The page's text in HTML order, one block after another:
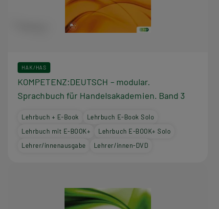
HAK/HAS
KOMPETENZ:DEUTSCH – modular.
Sprachbuch für Handelsakademien. Band 3
Lehrbuch + E-Book
Lehrbuch E-Book Solo
Lehrbuch mit E-BOOK+
Lehrbuch E-BOOK+ Solo
Lehrer/innenausgabe
Lehrer/innen-DVD